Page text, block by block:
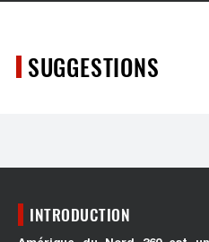
SUGGESTIONS
INTRODUCTION